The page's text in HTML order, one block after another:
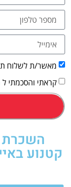
מאשר/ת לשלוח
קראתי והסכמתי ל
השכרת
קטנוע